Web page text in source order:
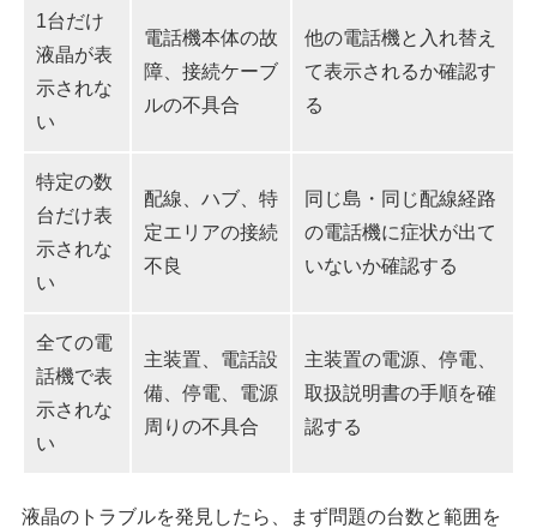
1台だけ
液晶が表
示されな
い
電話機本体の故
障、接続ケーブ
ルの不具合
他の電話機と入れ替え
て表示されるか確認す
る
特定の数
台だけ表
示されな
い
配線、ハブ、特
定エリアの接続
不良
同じ島・同じ配線経路
の電話機に症状が出て
いないか確認する
全ての電
話機で表
示されな
い
主装置、電話設
備、停電、電源
周りの不具合
主装置の電源、停電、
取扱説明書の手順を確
認する
液晶のトラブルを発見したら、まず問題の台数と範囲を